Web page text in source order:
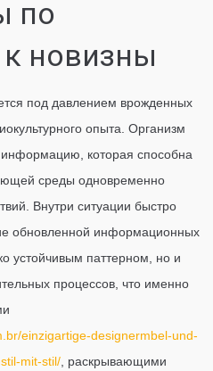
по
новизны
под давлением врожденных
опыта. Организм
которая способна
среды одновременно
Внутри ситуации быстро
обновленной информационных
устойчивым паттерном, но и
процессов, что именно
einzigartige-designermbel-und-
mit-stil/ , раскрывающими